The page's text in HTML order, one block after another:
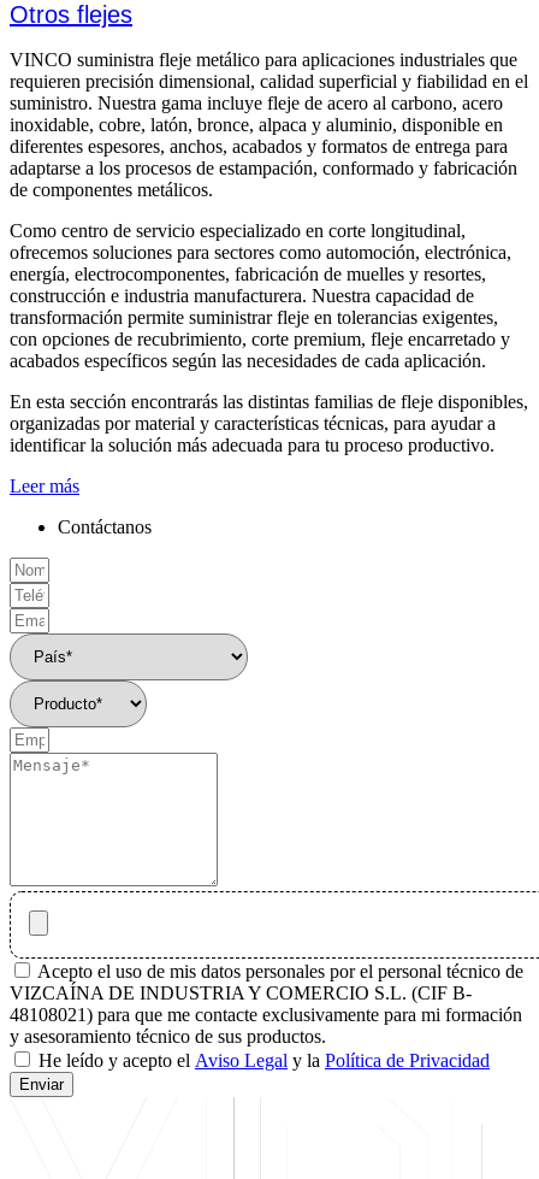
Otros flejes
VINCO suministra fleje metálico para aplicaciones industriales que
requieren precisión dimensional, calidad superficial y fiabilidad en el
suministro. Nuestra gama incluye fleje de acero al carbono, acero
inoxidable, cobre, latón, bronce, alpaca y aluminio, disponible en
diferentes espesores, anchos, acabados y formatos de entrega para
adaptarse a los procesos de estampación, conformado y fabricación
de componentes metálicos.
Como centro de servicio especializado en corte longitudinal,
ofrecemos soluciones para sectores como automoción, electrónica,
energía, electrocomponentes, fabricación de muelles y resortes,
construcción e industria manufacturera. Nuestra capacidad de
transformación permite suministrar fleje en tolerancias exigentes,
con opciones de recubrimiento, corte premium, fleje encarretado y
acabados específicos según las necesidades de cada aplicación.
En esta sección encontrarás las distintas familias de fleje disponibles,
organizadas por material y características técnicas, para ayudar a
identificar la solución más adecuada para tu proceso productivo.
Leer más
Contáctanos
Acepto el uso de mis datos personales por el personal técnico de
VIZCAÍNA DE INDUSTRIA Y COMERCIO S.L. (CIF B-
48108021) para que me contacte exclusivamente para mi formación
y asesoramiento técnico de sus productos.
He leído y acepto el Aviso Legal y la Política de Privacidad
Enviar